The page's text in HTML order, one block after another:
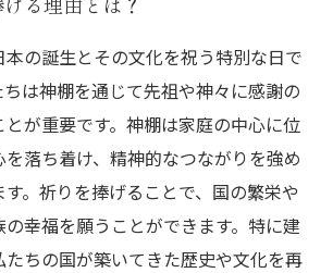
の誕生とその文化を祝う特別な日で
は神棚を通じて先祖や神々に感謝の
が重要です。神棚は家庭の中心に位
落ち着け、精神的なつながりを強め
。祈りを捧げることで、国の繁栄や
幸福を願うことができます。特に建
ちの国が築いてきた歴史や文化を再